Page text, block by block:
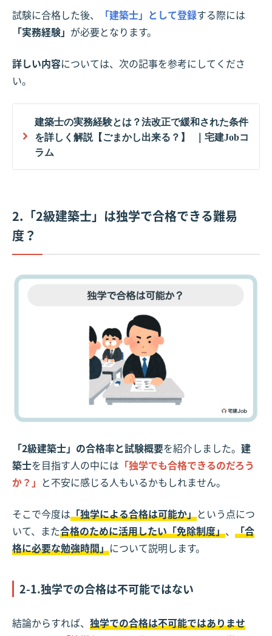
試験に合格した後、 「建築士」として登録する際には
「実務経験」 が必要となります。
詳しい内容については、次の記事を参考にしてくださ
い。
建築士の実務経験とは？法改正で緩和された条件
を詳しく解説【ごまかし出来る？】 ｜宅建Jobコ
ラム
2.「2級建築士」は独学で合格できる難易
度？
「2級建築士」の合格率と試験概要を紹介しました。 建
築士を目指す人の中には 「独学でも合格できるのだろう
か？」 と不安に感じる人もいるかもしれません。
そこで今度は「独学による合格は可能か」という点につ
いて、また合格のために活用したい「免除制度」、 「合
格に必要な勉強時間」について説明します。
2-1.独学での合格は不可能ではない
結論からすれば、 独学での合格は不可能ではありませ